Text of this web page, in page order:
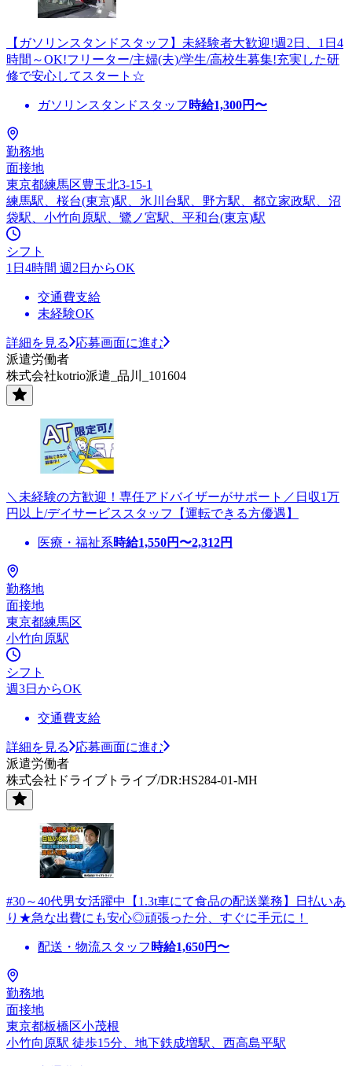
【ガソリンスタンドスタッフ】未経験者大歓迎!週2日、1日4
時間～OK!フリーター/主婦(夫)/学生/高校生募集!充実した研
修で安心してスタート☆
ガソリンスタンドスタッフ 時給1,300円〜
勤務地
面接地
東京都練馬区豊玉北3-15-1
練馬駅、桜台(東京)駅、氷川台駅、野方駅、都立家政駅、沼
袋駅、小竹向原駅、鷺ノ宮駅、平和台(東京)駅
シフト
1日4時間 週2日からOK
交通費支給
未経験OK
詳細を見る
応募画面に進む
派遣労働者
株式会社kotrio派遣_品川_101604
＼未経験の方歓迎！専任アドバイザーがサポート／日収1万
円以上/デイサービススタッフ【運転できる方優遇】
医療・福祉系時給1,550円〜2,312円
勤務地
面接地
東京都練馬区
小竹向原駅
シフト
週3日からOK
交通費支給
詳細を見る
応募画面に進む
派遣労働者
株式会社ドライブトライブ/DR:HS284-01-MH
#30～40代男女活躍中【1.3t車にて食品の配送業務】日払いあ
り★急な出費にも安心◎頑張った分、すぐに手元に！
配送・物流スタッフ 時給1,650円〜
勤務地
面接地
東京都板橋区小茂根
小竹向原駅 徒歩15分、地下鉄成増駅、西高島平駅